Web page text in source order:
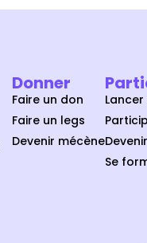
Donner
Faire un don
Faire un legs
Devenir mécène
Se